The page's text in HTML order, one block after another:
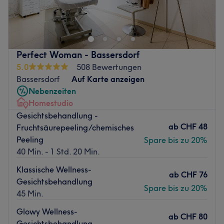
eine Typveränderung? Dann ist das Homestudio Lena
HairAffair in der Alten Landstrasse 7 in Kilchberg bei der
Haltestelle Stadtgrenze genau der richtige Ort für dich.
Hier wird dein Haar mit viel Liebe und Können ganz nach
deinen Wünschen frisiert.
Weitere Infos über den Standort:
Nächste Öffentliche Verkehrsmittel: Bushaltestelle
Stadtgrenze
Nahegelegene Sehenswürdigkeit: Zürichsee
Atmosphäre: liebevoll eingerichtetes Homestudio, sehr
stylish und sauber
Das Team:
Look mit eleganten Schnitten und modernen
Farbtechniken, die individuell auf jeden einzelnen
abgestimmt werden. Mit 25 Jahren Berufserfahrung,
professionellen Techniken und hochwertigen Produkten
überzeugt sie ihre Kunden.
Perfect Woman - Bassersdorf
5.0
508 Bewertungen
Bassersdorf
Auf Karte anzeigen
Nebenzeiten
Homestudio
Gesichtsbehandlung -
Fruchtsäurepeeling/chemisches
Peeling
40 Min. - 1 Std. 20 Min.
ab CHF 48
Spare bis zu 20%
Klassische Wellness-
Gesichtsbehandlung
45 Min.
ab CHF 76
Spare bis zu 20%
Glowy Wellness-
ab CHF 80